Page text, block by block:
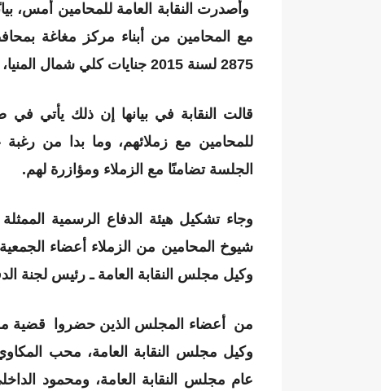
وأصدرت النقابة العامة للمحامين أمس،
مع المحامين من أبناء مركز مغاغة
2875 لسنة 2015 جنايات كلي شمال المنيا، في الواقعة التي تعود أحداثها إلى عام 2013..
قالت النقابة في بيانها إن ذلك يأتي
للمحامين مع زملائهم، وما بدا من
الجلسة تضامنًا مع الزملاء ومؤازرة لهم.
وجاء تشكيل هيئة الدفاع الرسمية
شيوخ المحامين من الزملاء أعضاء
وكيل مجلس النقابة العامة ـ رئيس لجنة
من أعضاء المجلس الذين حضروا قضية
وكيل مجلس النقابة العامة، محب
عام مجلس النقابة العامة، ومحمود